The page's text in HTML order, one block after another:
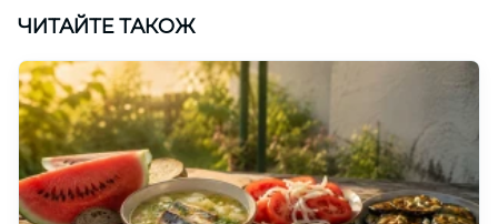
ЧИТАЙТЕ ТАКОЖ